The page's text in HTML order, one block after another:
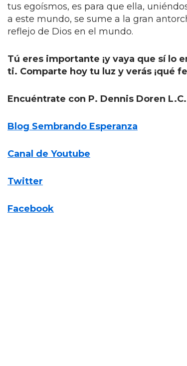
tus egoísmos, es para que ella,
a este mundo, se sume a la gran
reflejo de Dios en el mundo.
Tú eres importante ¡y vaya que sí lo
ti. Comparte hoy tu luz y verás ¡qué
Encuéntrate con P. Dennis Doren
Blog Sembrando Esperanza
Canal de Youtube
Twitter
Facebook